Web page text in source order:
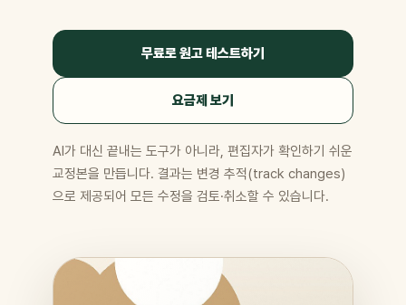
무료로 원고 테스트하기
요금제 보기
AI가 대신 끝내는 도구가 아니라, 편집자가 확인하기 쉬운
교정본을 만듭니다. 결과는 변경 추적(track changes)
으로 제공되어 모든 수정을 검토·취소할 수 있습니다.